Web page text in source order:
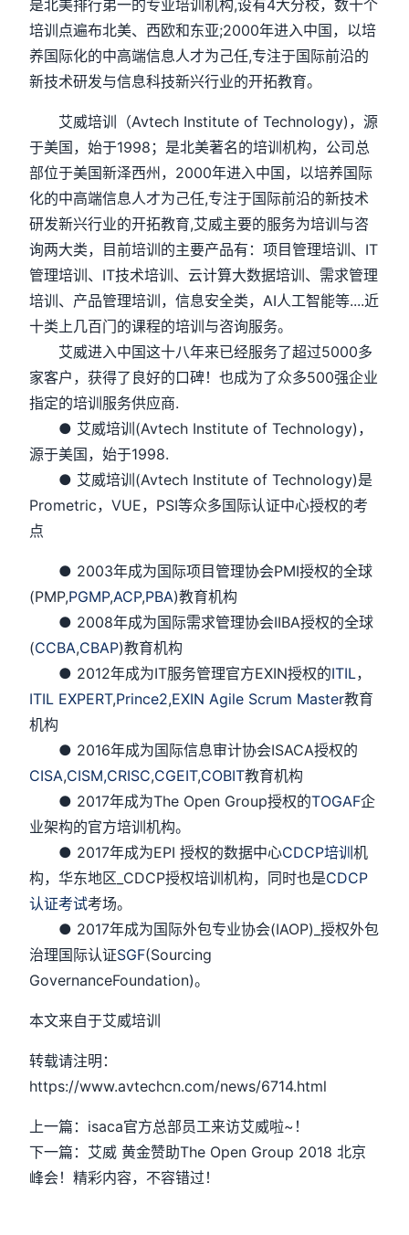
是北美排行弟一的专业培训机构,设有4大分校，数十个
培训点遍布北美、西欧和东亚;2000年进入中国，以培
养国际化的中高端信息人才为己任,专注于国际前沿的
新技术研发与信息科技新兴行业的开拓教育。
艾威培训（Avtech Institute of Technology)，源
于美国，始于1998；是北美著名的培训机构，公司总
部位于美国新泽西州，2000年进入中国，以培养国际
化的中高端信息人才为己任,专注于国际前沿的新技术
研发新兴行业的开拓教育,艾威主要的服务为培训与咨
询两大类，目前培训的主要产品有：项目管理培训、IT
管理培训、IT技术培训、云计算大数据培训、需求管理
培训、产品管理培训，信息安全类，AI人工智能等....近
十类上几百门的课程的培训与咨询服务。
艾威进入中国这十八年来已经服务了超过5000多
家客户，获得了良好的口碑！也成为了众多500强企业
指定的培训服务供应商.
● 艾威培训(Avtech Institute of Technology)，
源于美国，始于1998.
● 艾威培训(Avtech Institute of Technology)是
Prometric，VUE，PSI等众多国际认证中心授权的考
点
● 2003年成为国际项目管理协会PMI授权的全球
(PMP,PGMP,ACP,PBA)教育机构
● 2008年成为国际需求管理协会IIBA授权的全球
(CCBA,CBAP)教育机构
● 2012年成为IT服务管理官方EXIN授权的ITIL，
ITIL EXPERT,Prince2,EXIN Agile Scrum Master教育
机构
● 2016年成为国际信息审计协会ISACA授权的
CISA,CISM,CRISC,CGEIT,COBIT教育机构
● 2017年成为The Open Group授权的TOGAF企
业架构的官方培训机构。
● 2017年成为EPI 授权的数据中心CDCP培训机
构，华东地区_CDCP授权培训机构，同时也是CDCP
认证考试考场。
● 2017年成为国际外包专业协会(IAOP)_授权外包
治理国际认证SGF(Sourcing
GovernanceFoundation)。
本文来自于艾威培训
转载请注明：
https://www.avtechcn.com/news/6714.html
上一篇：isaca官方总部员工来访艾威啦~！
下一篇：艾威 黄金赞助The Open Group 2018 北京
峰会！精彩内容，不容错过！